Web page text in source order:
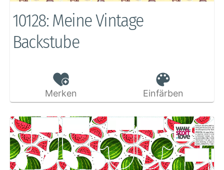
10128: Meine Vintage
Backstube
Merken Einfärben